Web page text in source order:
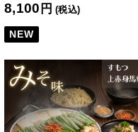
8,100 円 (税込)
NEW